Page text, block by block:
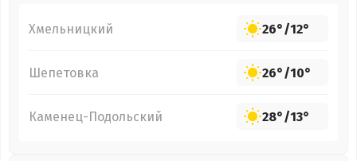
Хмельницкий 26°/12°
Шепетовка 26°/10°
Каменец-Подольский 28°/13°